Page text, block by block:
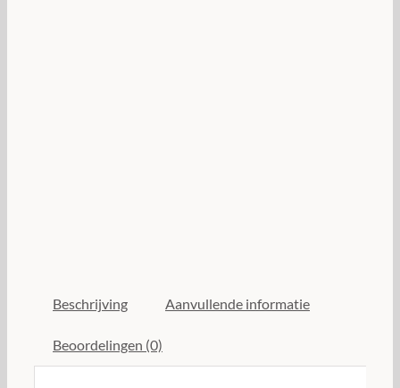
Beschrijving Aanvullende informatie
Beoordelingen (0)